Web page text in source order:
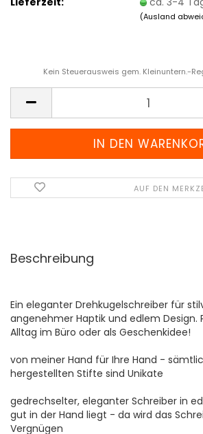
(Ausland
Kein Steuerausweis gem. Kleinuntern.-
AUF DEN
Beschreibung
Ein eleganter Drehkugelschreiber für
angenehmer Haptik und edlem Design.
Alltag im Büro oder als Geschenkidee!
von meiner Hand für Ihre Hand -
hergestellten Stifte sind Unikate
gedrechselter, eleganter Schreiber in
gut in der Hand liegt - da wird das
Vergnügen